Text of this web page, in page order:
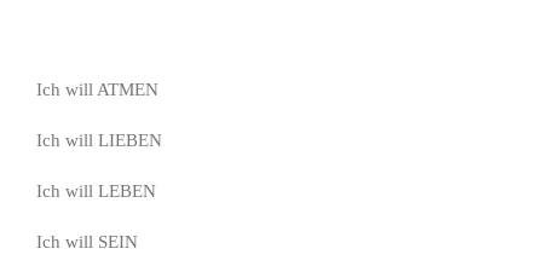
Ich will ATMEN
Ich will LIEBEN
Ich will LEBEN
Ich will SEIN